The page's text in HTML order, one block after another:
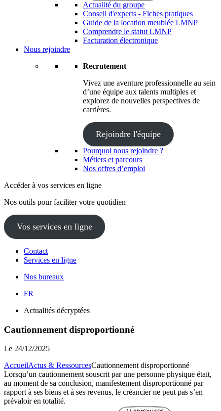
Actualité du groupe
Conseil d'experts - Fiches pratiques
Guide de la location meublée LMNP
Comprendre le statut LMNP
Facturation électronique
Nous rejoindre
Recrutement
Vivez une aventure professionnelle au sein
d’une équipe aux talents multiples et
explorez de nouvelles perspectives de
carrières.
Rejoindre l'équipe
Pourquoi nous rejoindre ?
Métiers et parcours
Nos offres d’emploi
Accéder à vos services en ligne
Nos outils pour faciliter votre quotidien
Vos services en ligne
Contact
Services en ligne
Nos bureaux
FR
Actualités décryptées
Cautionnement disproportionné
Le 24/12/2025
AccueilActus & RessourcesCautionnement disproportionné
Lorsqu’un cautionnement souscrit par une personne physique était,
au moment de sa conclusion, manifestement disproportionné par
rapport à ses biens et à ses revenus, le créancier ne peut pas s’en
prévaloir en totalité.